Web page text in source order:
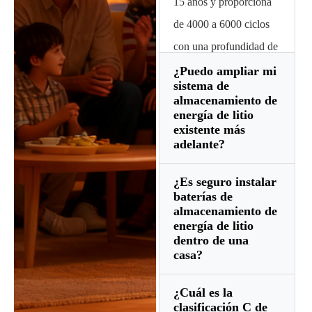
de 4000 a 6000 ciclos
con una profundidad de
descarga del 80 %. Las
baterías de plomo-ácido
generalmente requieren
reemplazo cada 3 a 5
litio sea mucho más
rentable con el tiempo.
¿Puedo ampliar mi
sistema de
almacenamiento de
energía de litio
existente más
adelante?
La mayoría de los
sistemas modulares de
litio permiten una
expansión paralela. Sin
embargo, es mejor
agregar nuevos
¿Es seguro instalar
baterías de
almacenamiento de
energía de litio
dentro de una
casa?
Sí, los sistemas de
¿Cuál es la
clasificación C de